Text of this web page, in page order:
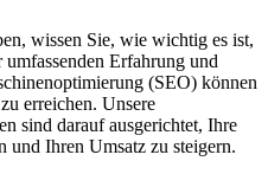
wissen Sie, wie wichtig es ist,
Erfahrung und
(SEO) können
erreichen. Unsere
sind darauf ausgerichtet, Ihre
und Ihren Umsatz zu steigern.